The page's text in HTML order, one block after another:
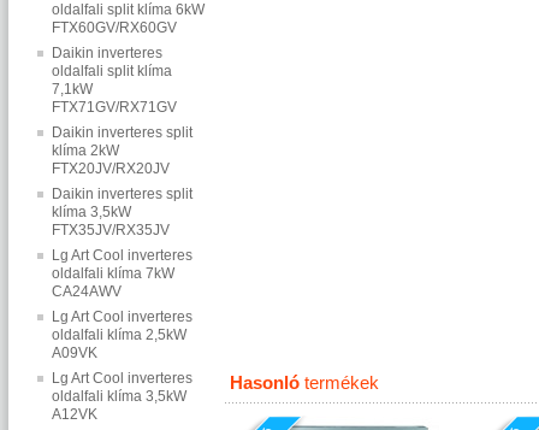
oldalfali split klíma 6kW
FTX60GV/RX60GV
Daikin inverteres
oldalfali split klíma
7,1kW
FTX71GV/RX71GV
Daikin inverteres split
klíma 2kW
FTX20JV/RX20JV
Daikin inverteres split
klíma 3,5kW
FTX35JV/RX35JV
Lg Art Cool inverteres
oldalfali klíma 7kW
CA24AWV
Lg Art Cool inverteres
oldalfali klíma 2,5kW
A09VK
Lg Art Cool inverteres
oldalfali klíma 3,5kW
A12VK
Hasonló termékek